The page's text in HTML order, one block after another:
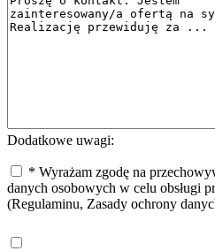
Dodatkowe uwagi:
* Wyrażam zgodę na
danych osobowych w celu obsługi
(Regulaminu, Zasady ochrony